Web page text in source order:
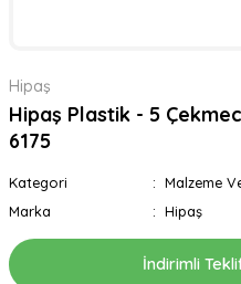
Hipaş
Hipaş Plastik - 5
6175
Kategori
Malzeme
Marka
Hipaş
İndirimli